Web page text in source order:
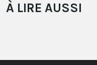
À LIRE AUSSI